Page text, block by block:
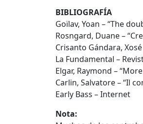
BIBLIOGRAFÍA
Goïlav, Yoan – “The
Rosngard, Duane –
Crisanto Gándara,
La Fundamental –
Elgar, Raymond –
Carlin, Salvatore – “Il
Early Bass – Internet
Nota: